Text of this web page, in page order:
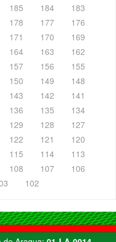
185 184
183
178 177
176
171 170
169
164 163
162
157 156
155
150 149
148
143 142
141
136 135
134
129 128
127
122 121
120
115 114
113
108 107
106
102